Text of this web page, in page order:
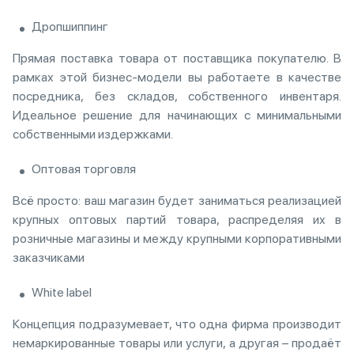
Дропшиппинг
Прямая поставка товара от поставщика покупателю. В
рамках этой бизнес-модели вы работаете в качестве
посредника, без складов, собственного инвентаря.
Идеальное решение для начинающих с минимальными
собственными издержками.
Оптовая торговля
Всё просто: ваш магазин будет заниматься реализацией
крупных оптовых партий товара, распределяя их в
розничные магазины и между крупными корпоративными
заказчиками
White label
Концепция подразумевает, что одна фирма производит
немаркированные товары или услуги, а другая – продаёт